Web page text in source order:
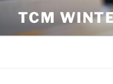
Inhalt
springen
TCM